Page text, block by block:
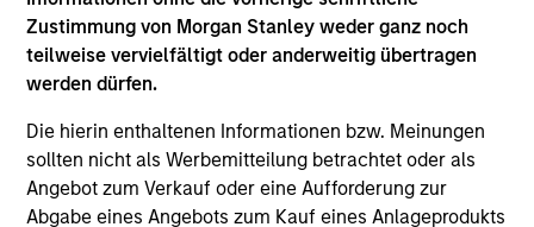
Zustimmung von Morgan Stanley weder ganz noch
teilweise vervielfältigt oder anderweitig übertragen
werden dürfen.
Die hierin enthaltenen Informationen bzw. Meinungen
sollten nicht als Werbemitteilung betrachtet oder als
Angebot zum Verkauf oder eine Aufforderung zur
Abgabe eines Angebots zum Kauf eines Anlageprodukts
May not represent all Team Members.
The information on this page is for informational
purposes only. The information contained herein does
offering of advisory services or an offer to sell or a
solicitation of an offer to buy any securities in any
jurisdiction in which such offer or solicitation,
purchase or sale would be unlawful under the
securities, insurance or other laws of such jurisdiction.